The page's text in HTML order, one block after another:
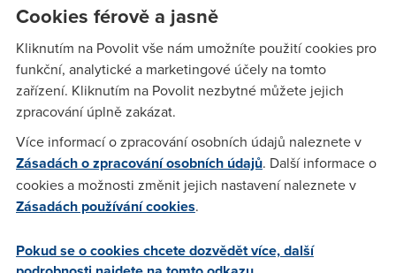
Mnozí uživatelé Linuxu pro spuštění aplikací určených pro
„Okna“ používají nástroj nazývaný
odvozen z anglického akronymu „Wine Is Not Emulator,“
tedy „Wine není emulátor,“ avšak často je za emulátor mylně
označován. Jedná se pouze o opensourcovou implementaci
Windows API do *nixových systémů. Kromě Linuxu běží i
pod Mac OS X od Applu, Solarisem od společnosti Sun a
taky FreeBSD.
Pro leckoho je Wine trefou do černého, protože jde o
bezplatný program, pomocí kterého lze spouštět tisíce
i rozličných 3D her. Ostatně sami se můžete podívat, zda
Cookies férově a jasně
Kliknutím na Povolit vše nám umožníte použití cookies pro
funkční, analytické a marketingové účely na tomto
zařízení. Kliknutím na Povolit nezbytné můžete jejich
zpracování úplně zakázat.
Více informací o zpracování osobních údajů naleznete v
Zásadách o zpracování osobních údajů. Další informace o
cookies a možnosti změnit jejich nastavení naleznete v
Zásadách používání cookies.
Pokud se o cookies chcete dozvědět více, další